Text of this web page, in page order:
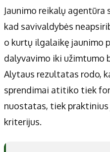
Jaunimo reikalų
kad savivaldybės
o kurtų ilgalaikę jaunimo
dalyvavimo iki užimtumo
Alytaus rezultatas rodo,
sprendimai atitiko tiek
nuostatas, tiek
kriterijus.